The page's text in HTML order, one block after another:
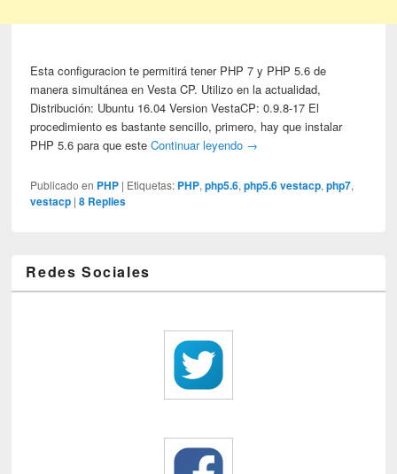
Esta configuracion te permitirá tener PHP 7 y PHP 5.6 de
manera simultánea en Vesta CP. Utilizo en la actualidad,
Distribución: Ubuntu 16.04 Version VestaCP: 0.9.8-17 El
procedimiento es bastante sencillo, primero, hay que instalar
PHP 5.6 para que esteContinuar leyendo →
Publicado en PHP | Etiquetas: PHP,php5.6,php5.6 vestacp,php7,
vestacp |8 Replies
Redes Sociales